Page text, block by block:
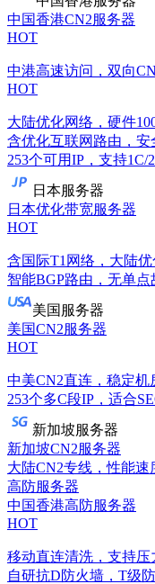
中国香港CN2服务器
HOT
中港高速访问，双向
HOT
大陆优化网络，硬件
含优化互联网路由，安
253个可用IP，支持1C/
日本服务器
日本优化带宽服务器
HOT
含国际T1网络，大陆优
智能BGP路由，无单点
美国服务器
美国CN2服务器
HOT
中美CN2直连，稳定机
253个多C段IP，适合
新加坡服务器
新加坡CN2服务器
大陆CN2专线，性能速
高防服务器
中国香港高防服务器
HOT
移动直连清洗，支持压
自研抗D防火墙，T级